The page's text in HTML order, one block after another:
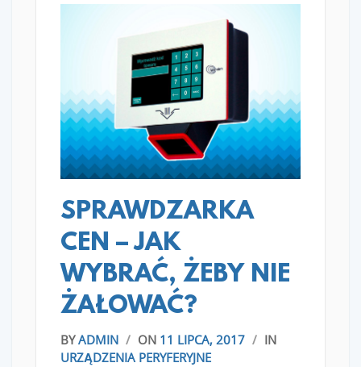
READ MORE
SPRAWDZARKA
CEN – JAK
WYBRAĆ, ŻEBY NIE
ŻAŁOWAĆ?
BYADMIN / ON 11 LIPCA, 2017 / IN
URZĄDZENIA PERYFERYJNE